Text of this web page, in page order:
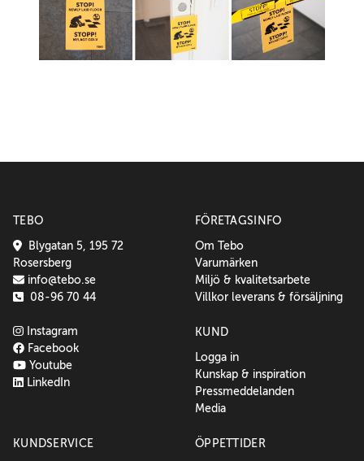
TEBO
Blygatan 5, 195 72
Rosersberg
info@tebo.se
08-96 70 44
Instagram
Facebook
Youtube
LinkedIn
FÖRETAGSINFO
Om Tebo
Varumärken
Miljö & kvalitetsarbete
Villkor leverans & försäljning
KUND
Logga in
Kunskap & inspiration
Pressmeddelanden
Media
KUNDSERVICE
ÖPPETTIDER